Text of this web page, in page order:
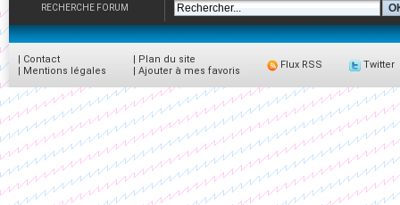
RECHERCHE FORUM
| Contact
| Mentions légales
| Plan du site
| Ajouter à mes favoris
Flux RSS Twitter